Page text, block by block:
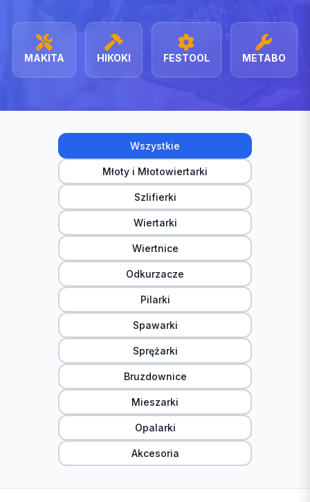
MAKITA HIKOKI FESTOOL METABO
Wszystkie
Młoty i Młotowiertarki
Szlifierki
Wiertarki
Wiertnice
Odkurzacze
Pilarki
Spawarki
Sprężarki
Bruzdownice
Mieszarki
Opalarki
Akcesoria